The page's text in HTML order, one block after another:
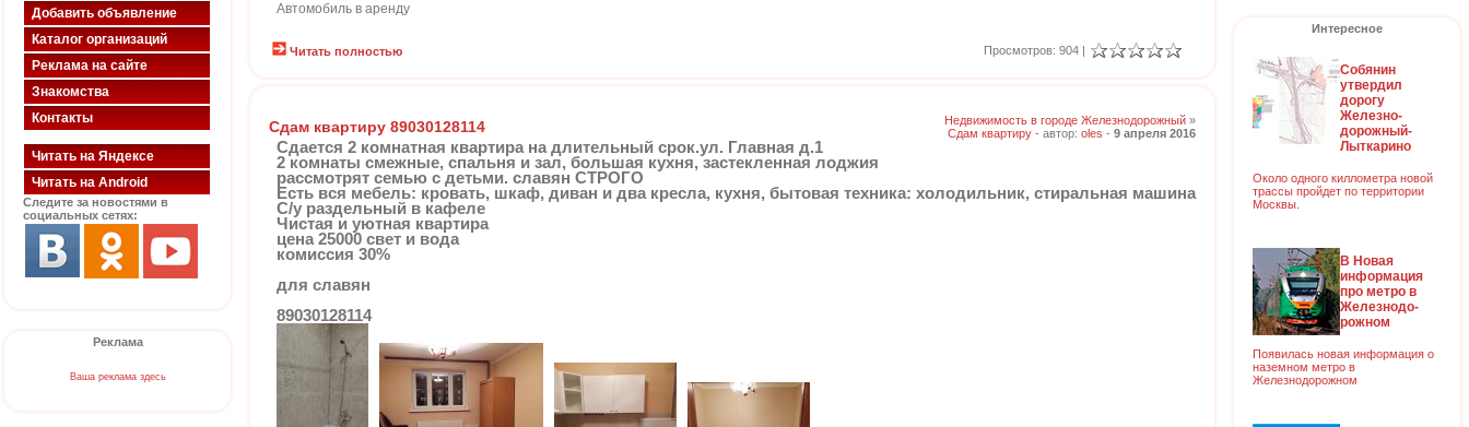
Добавить объявление
Каталог организаций
Реклама на сайте
Знакомства
Контакты
Читать на Яндексе
Читать на Android
Следите за новостями в
социальных сетях:
Реклама
Ваша реклама здесь
Автомобиль в аренду
Читать полностью Просмотров: 904 |
Сдам квартиру 89030128114 Недвижимость в городе Железнодорожный »
Сдам квартиру - автор: oles - 9 апреля 2016
Сдается 2 комнатная квартира на длительный срок.ул. Главная д.1
2 комнаты смежные, спальня и зал, большая кухня, застекленная лоджия
рассмотрят семью с детьми. славян СТРОГО
Есть вся мебель: кровать, шкаф, диван и два кресла, кухня, бытовая техника: холодильник, стиральная машина
С/у раздельный в кафеле
Чистая и уютная квартира
цена 25000 свет и вода
комиссия 30%
для славян
89030128114
Интересное
Собянин
утвердил
дорогу
Железно-
дорожный-
Лыткарино
Около одного киллометра новой
трассы пройдет по территории
Москвы.
В Новая
информация
про метро в
Железнодо-
рожном
Появилась новая информация о
наземном метро в
Железнодорожном